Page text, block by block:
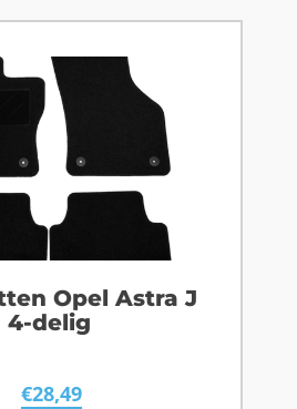
Opel Astra J
4-delig
€28,49